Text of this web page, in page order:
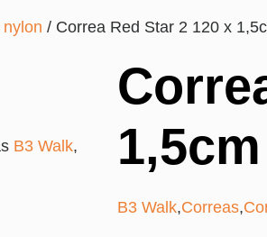
/ Correa Red Star 2 120 x
B3 Walk,
1,5cm
B3 Walk,Correas,